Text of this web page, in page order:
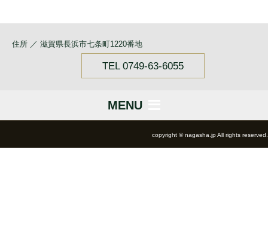
住所 ／ 滋賀県長浜市七条町1220番地
TEL 0749-63-6055
MENU
copyright © nagasha.jp All rights reserved.